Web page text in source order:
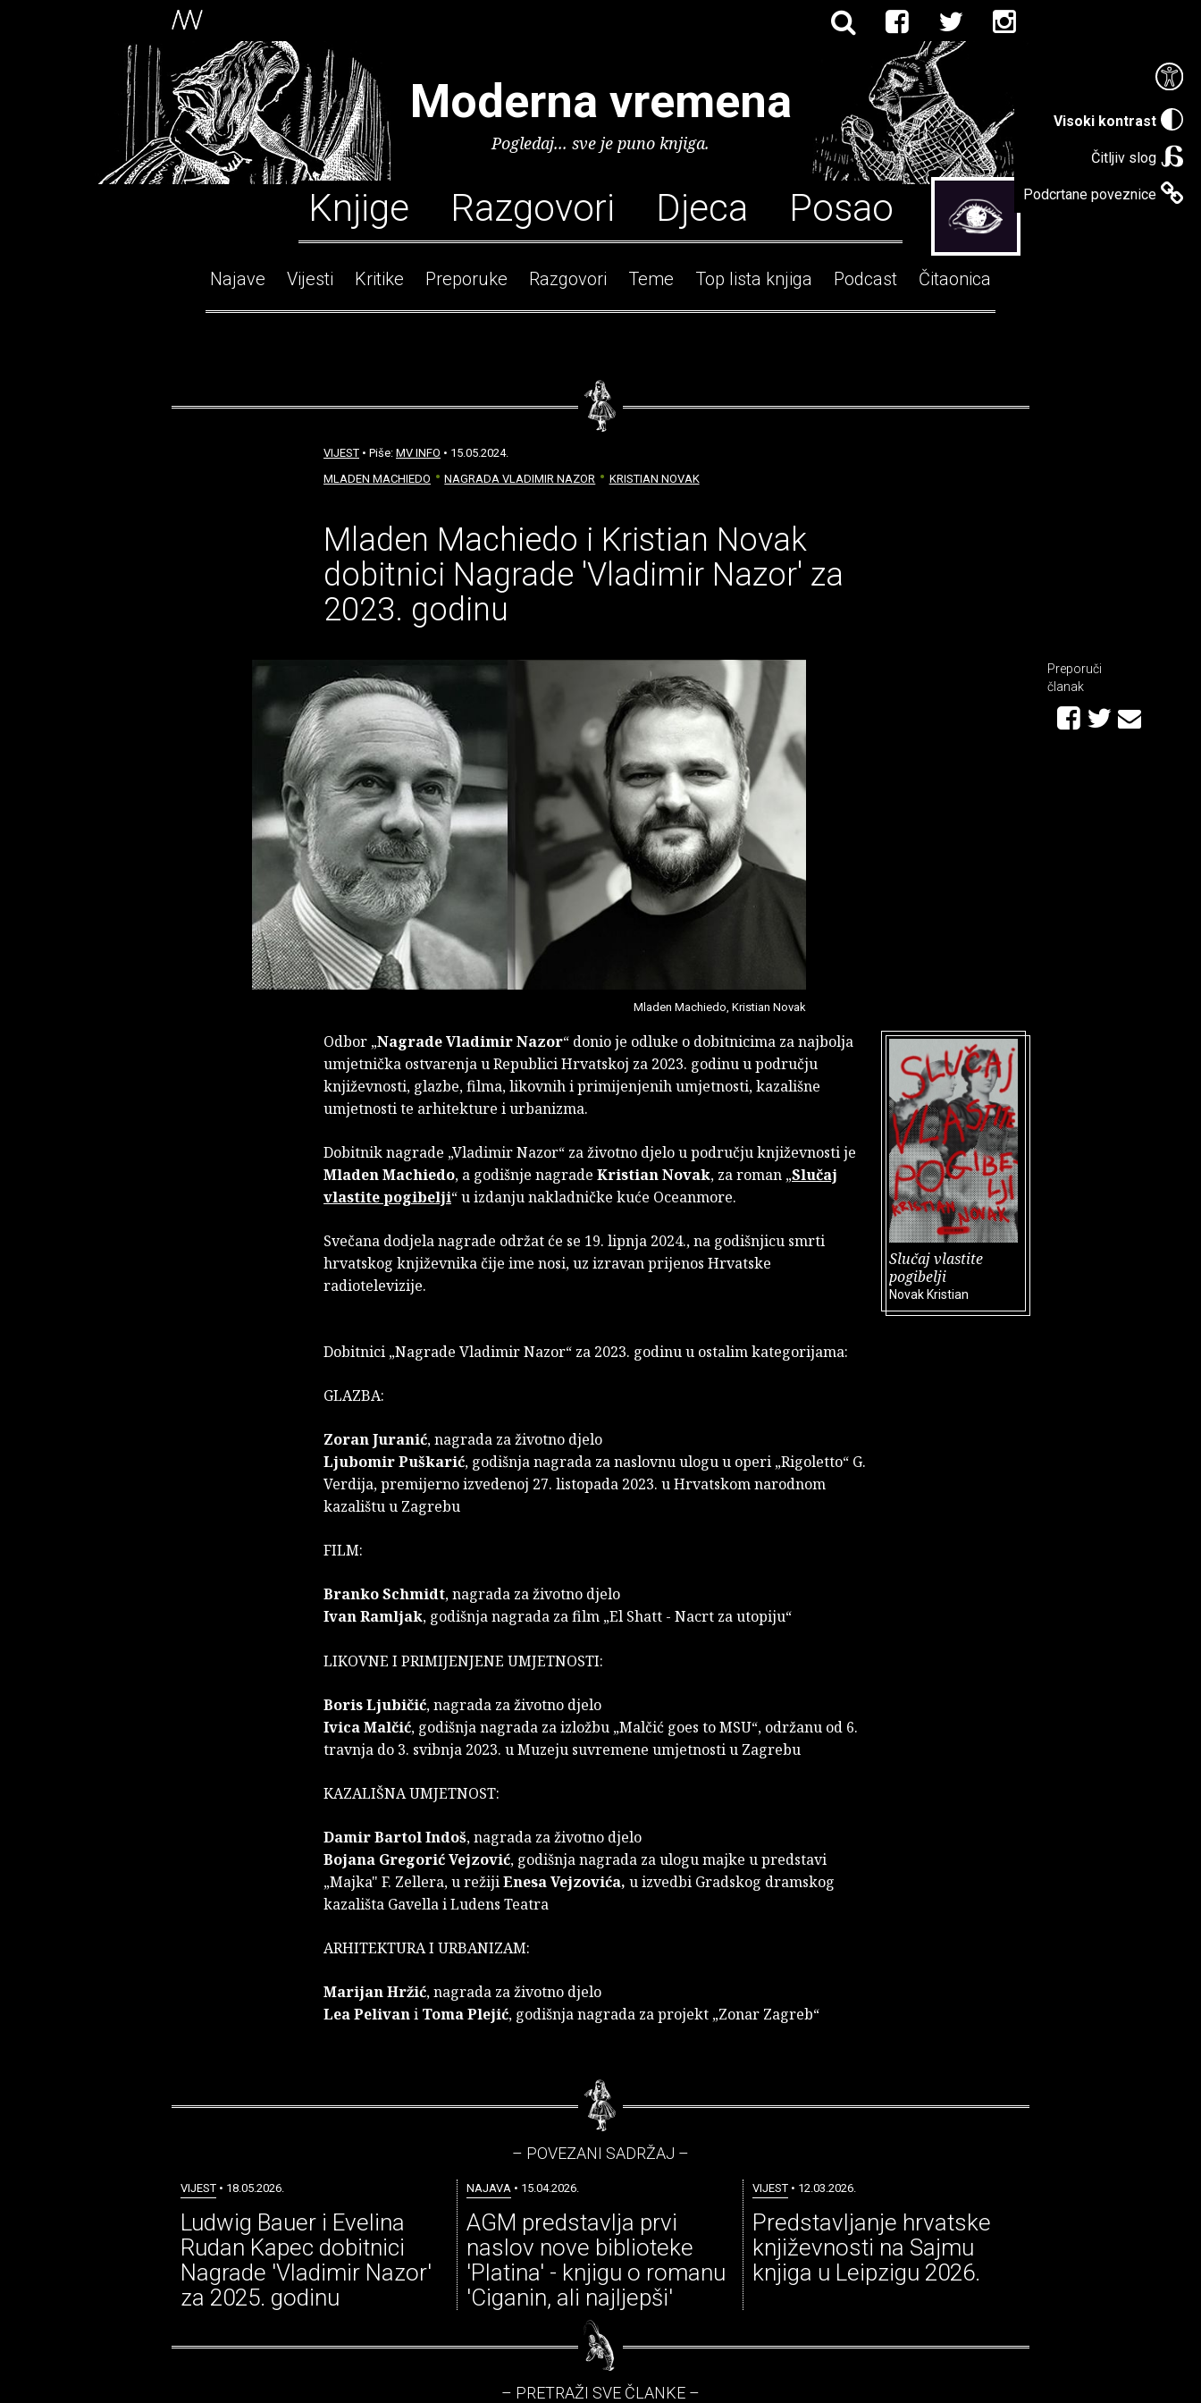
Visoki kontrast
Čitljiv slog
Podcrtane poveznice
Moderna vremena
Pogledaj... sve je puno knjiga.
Knjige Razgovori Djeca Posao
Najave Vijesti Kritike Preporuke Razgovori Teme Top lista knjiga Podcast Čitaonica
VIJEST • Piše: MV INFO • 15.05.2024.
MLADEN MACHIEDO
NAGRADA VLADIMIR NAZOR KRISTIAN NOVAK
Mladen Machiedo i Kristian Novak
dobitnici Nagrade 'Vladimir Nazor' za
2023. godinu
Mladen Machiedo, Kristian Novak
Slučaj vlastite
pogibelji
Novak Kristian
Odbor „Nagrade Vladimir Nazor“ donio je odluke o dobitnicima za najbolja
umjetnička ostvarenja u Republici Hrvatskoj za 2023. godinu u području
književnosti, glazbe, filma, likovnih i primijenjenih umjetnosti, kazališne
umjetnosti te arhitekture i urbanizma.
Dobitnik nagrade „Vladimir Nazor“ za životno djelo u području književnosti je
Mladen Machiedo, a godišnje nagrade Kristian Novak, za roman „Slučaj
vlastite pogibelji“ u izdanju nakladničke kuće Oceanmore.
Svečana dodjela nagrade održat će se 19. lipnja 2024., na godišnjicu smrti
hrvatskog književnika čije ime nosi, uz izravan prijenos Hrvatske
radiotelevizije.
Dobitnici „Nagrade Vladimir Nazor“ za 2023. godinu u ostalim kategorijama:
GLAZBA:
Zoran Juranić, nagrada za životno djelo
Ljubomir Puškarić, godišnja nagrada za naslovnu ulogu u operi „Rigoletto“ G.
Verdija, premijerno izvedenoj 27. listopada 2023. u Hrvatskom narodnom
kazalištu u Zagrebu
FILM:
Branko Schmidt, nagrada za životno djelo
Ivan Ramljak, godišnja nagrada za film „El Shatt - Nacrt za utopiju“
LIKOVNE I PRIMIJENJENE UMJETNOSTI:
Boris Ljubičić, nagrada za životno djelo
Ivica Malčić, godišnja nagrada za izložbu „Malčić goes to MSU“, održanu od 6.
travnja do 3. svibnja 2023. u Muzeju suvremene umjetnosti u Zagrebu
KAZALIŠNA UMJETNOST:
Damir Bartol Indoš, nagrada za životno djelo
Bojana Gregorić Vejzović, godišnja nagrada za ulogu majke u predstavi
„Majka" F. Zellera, u režijiEnesa Vejzovića, u izvedbi Gradskog dramskog
kazališta Gavella i Ludens Teatra
ARHITEKTURA I URBANIZAM:
Marijan Hržić, nagrada za životno djelo
Lea Pelivani Toma Plejić, godišnja nagrada za projekt „Zonar Zagreb“
Preporuči
članak
– POVEZANI SADRŽAJ –
VIJEST• 18.05.2026.
Ludwig Bauer i Evelina
Rudan Kapec dobitnici
Nagrade 'Vladimir Nazor'
za 2025. godinu
NAJAVA• 15.04.2026.
AGM predstavlja prvi
naslov nove biblioteke
'Platina' - knjigu o romanu
'Ciganin, ali najljepši'
VIJEST• 12.03.2026.
Predstavljanje hrvatske
književnosti na Sajmu
knjiga u Leipzigu 2026.
– PRETRAŽI SVE ČLANKE –